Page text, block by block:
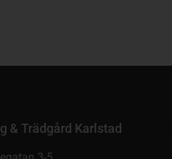
& Trädgård Karlstad